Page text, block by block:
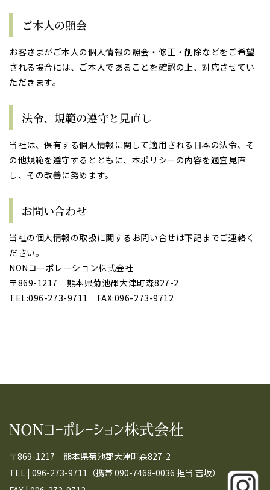
ご本人の照会
お客さまがご本人の個人情報の照会・修正・削除などをご希望
される場合には、ご本人であることを確認の上、対応させてい
ただきます。
法令、規範の遵守と見直し
当社は、保有する個人情報に関して適用される日本の法令、そ
の他規範を遵守するとともに、本ポリシーの内容を適宜見直
し、その改善に努めます。
お問い合わせ
当社の個人情報の取扱に関するお問い合せは下記までご連絡く
ださい。
NONコーポレーション株式会社
〒869-1217 熊本県菊池郡大津町森827-2
TEL:096-273-9711 FAX:096-273-9712
〒869-1217 熊本県菊池郡大津町森827-2
TEL | 096-273-9711 （携帯 090-7468-0036 担当 吉坂）